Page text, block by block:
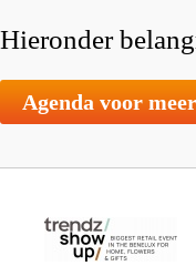
Hieronder
Agenda voor